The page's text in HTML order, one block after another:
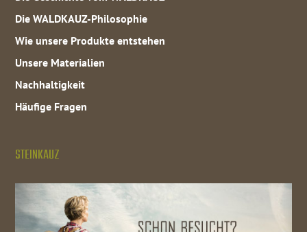
Die WALDKAUZ-Philosophie
Wie unsere Produkte entstehen
Unsere Materialien
Nachhaltigkeit
Häufige Fragen
STEINKAUZ